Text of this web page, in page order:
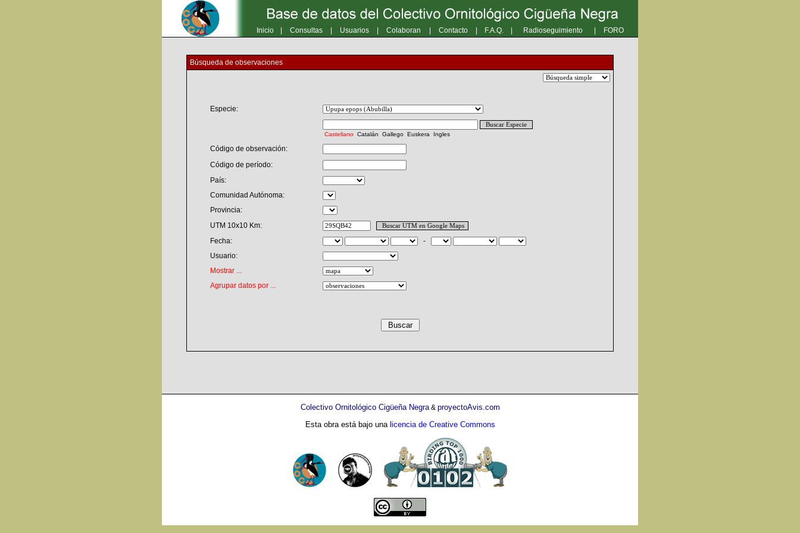
Inicio Consultas Usuarios Colaboran Contacto F.A.Q. Radioseguimiento FORO
Búsqueda de observaciones
Especie:
Castellano Catalán Gallego Euskera Ingles
Código de observación:
Código de período:
País:
Comunidad Autónoma:
Provincia:
UTM 10x10 Km:
Fecha:
-
Usuario:
Mostrar ...
Agrupar datos por ...
Colectivo Ornitológico Cigüeña Negra& proyectoAvis.com
Esta obra está bajo una licencia de Creative Commons